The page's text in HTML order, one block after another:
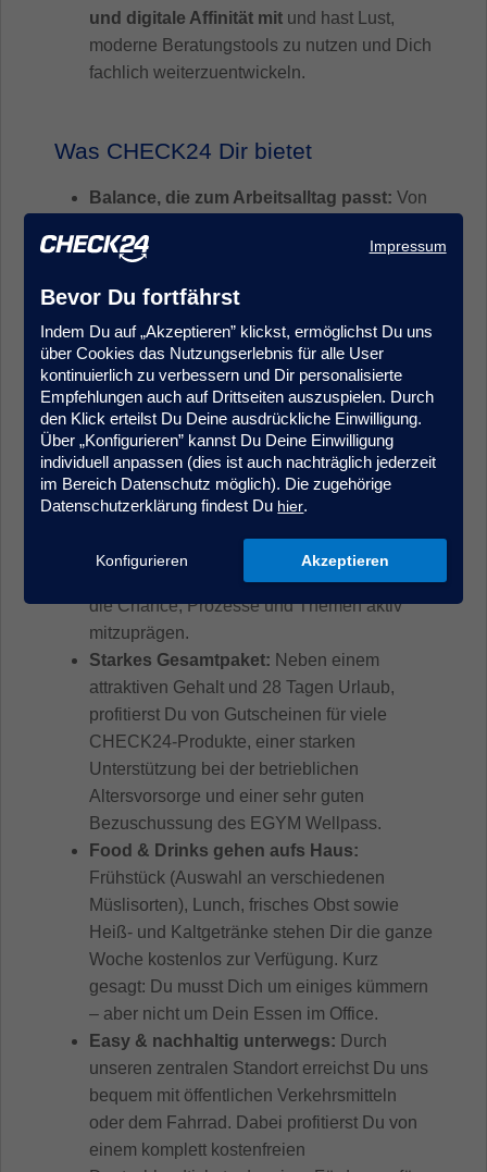
und digitale Affinität mit und hast Lust,
moderne Beratungstools zu nutzen und Dich
fachlich weiterzuentwickeln.
Was CHECK24 Dir bietet
Balance, die zum Arbeitsalltag passt: Von
Office zusammen, freitags kannst Du mobil
unserem Münchner Office – weil direkte
Zusammenarbeit, schnelle Abstimmung und
echtes Teamgefühl für uns im Alltag den
Unterschied machen.
Das Beste aus beiden Welten: Bei uns
bekommst Du die Sicherheit und Stabilität
eines etablierten Unternehmens –
kombiniert mit dem Drive, der
Gestaltungsspielraum eines Startups. Wir
denken langfristig und geben Dir gleichzeitig
die Chance, Prozesse und Themen aktiv
mitzuprägen.
Starkes Gesamtpaket: Neben einem
attraktiven Gehalt und 28 Tagen Urlaub,
profitierst Du von Gutscheinen für viele
CHECK24-Produkte, einer starken
Unterstützung bei der betrieblichen
Altersvorsorge und einer sehr guten
Bezuschussung des EGYM Wellpass.
Food & Drinks gehen aufs Haus:
Frühstück (Auswahl an verschiedenen
Müslisorten), Lunch, frisches Obst sowie
Heiß- und Kaltgetränke stehen Dir die ganze
Woche kostenlos zur Verfügung. Kurz
gesagt: Du musst Dich um einiges kümmern
– aber nicht um Dein Essen im Office.
Easy & nachhaltig unterwegs: Durch
unseren zentralen Standort erreichst Du uns
bequem mit öffentlichen Verkehrsmitteln
oder dem Fahrrad. Dabei profitierst Du von
einem komplett kostenfreien
Impressum
Bevor Du fortfährst
Indem Du auf „Akzeptieren” klickst, ermöglichst Du uns
über Cookies das Nutzungserlebnis für alle User
kontinuierlich zu verbessern und Dir personalisierte
Empfehlungen auch auf Drittseiten auszuspielen. Durch
den Klick erteilst Du Deine ausdrückliche Einwilligung.
Über „Konfigurieren” kannst Du Deine Einwilligung
individuell anpassen (dies ist auch nachträglich jederzeit
im Bereich Datenschutz möglich). Die zugehörige
Datenschutzerklärung findest Du hier.
Konfigurieren Akzeptieren